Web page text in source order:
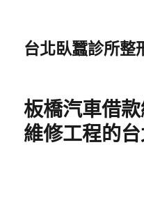
台北臥蠶診所整
板橋汽車借
維修工程的